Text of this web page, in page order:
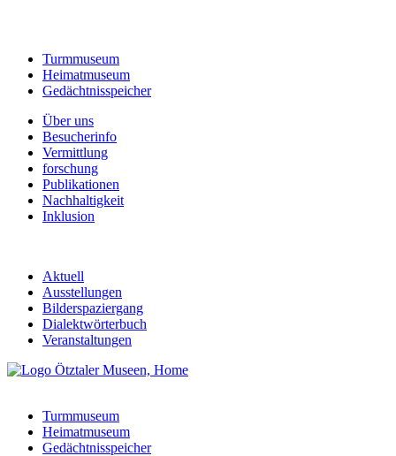
Turmmuseum
Heimatmuseum
Gedächtnisspeicher
Über uns
Besucherinfo
Vermittlung
forschung
Publikationen
Nachhaltigkeit
Inklusion
Aktuell
Ausstellungen
Bilderspaziergang
Dialektwörterbuch
Veranstaltungen
Turmmuseum
Heimatmuseum
Gedächtnisspeicher